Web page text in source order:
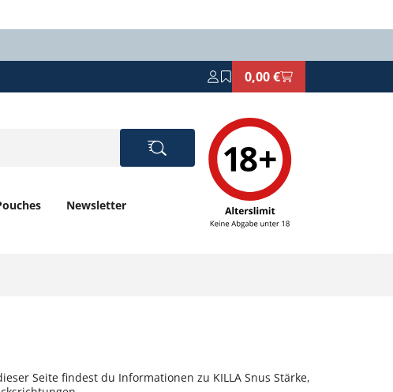
0,00 €
Newsletter
Seite findest du Informationen zu KILLA Snus Stärke,